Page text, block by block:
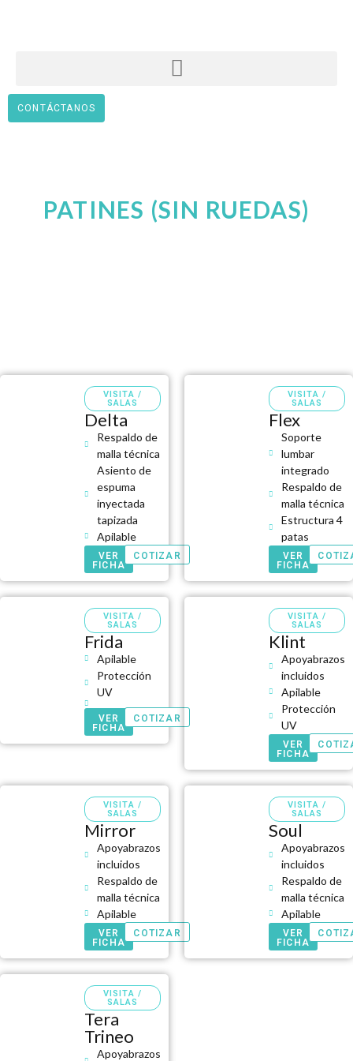
CONTÁCTANOS
PATINES (SIN RUEDAS)
VISITA /
SALAS
Delta
Respaldo de
malla técnica
Asiento de
espuma
inyectada
tapizada
Apilable
VER
FICHA
COTIZAR
VISITA /
SALAS
Flex
Soporte
lumbar
integrado
Respaldo de
malla técnica
Estructura 4
patas
VER
FICHA
VISITA /
SALAS
Frida
Apilable
Protección
UV
VER
FICHA
COTIZAR
VISITA /
SALAS
Klint
Apoyabrazos
incluidos
Apilable
Protección
UV
VER
FICHA
VISITA /
SALAS
Mirror
Apoyabrazos
incluidos
Respaldo de
malla técnica
Apilable
VER
FICHA
COTIZAR
VISITA /
SALAS
Soul
Apoyabrazos
incluidos
Respaldo de
malla técnica
Apilable
VER
FICHA
VISITA /
SALAS
Tera
Trineo
Apoyabrazos